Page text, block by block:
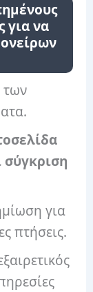
για να
των
σύγκριση
για
πτήσεις.